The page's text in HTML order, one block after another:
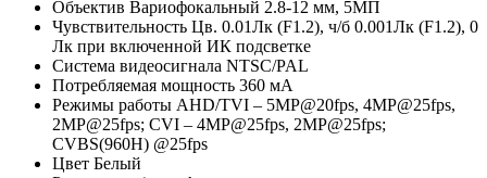
Объектив Вариофокальный 2.8-12 мм, 5МП
Чувствительность Цв. 0.01Лк (F1.2), ч/б 0.001Лк (F1.2), 0
Лк при включенной ИК подсветке
Система видеосигнала NTSC/PAL
Потребляемая мощность 360 мА
Режимы работы AHD/TVI – 5MP@20fps, 4MP@25fps,
2МР@25fps; CVI – 4MP@25fps, 2МР@25fps;
CVBS(960H) @25fps
Цвет Белый